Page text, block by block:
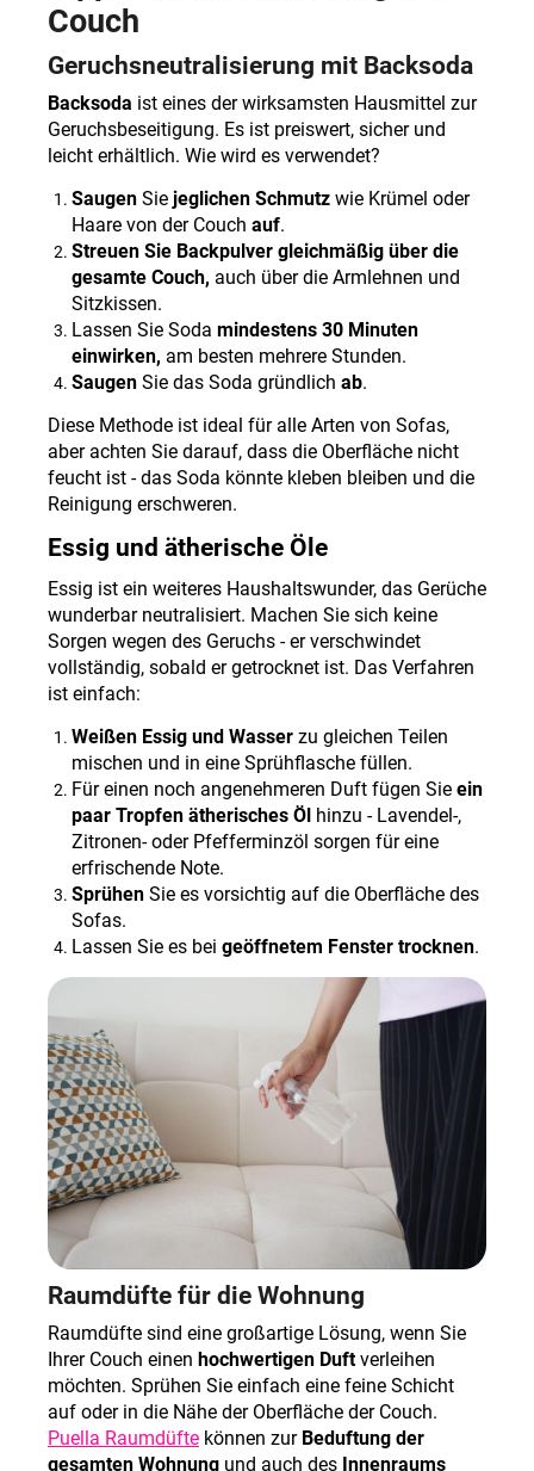
Couch
Geruchsneutralisierung mit Backsoda
Backsoda ist eines der wirksamsten Hausmittel zur
Geruchsbeseitigung. Es ist preiswert, sicher und
leicht erhältlich. Wie wird es verwendet?
Saugen Sie jeglichen Schmutz wie Krümel oder
Haare von der Couch auf.
Streuen Sie Backpulver gleichmäßig über die
gesamte Couch, auch über die Armlehnen und
Sitzkissen.
Lassen Sie Soda mindestens 30 Minuten
einwirken, am besten mehrere Stunden.
Saugen Sie das Soda gründlich ab.
Diese Methode ist ideal für alle Arten von Sofas,
aber achten Sie darauf, dass die Oberfläche nicht
feucht ist - das Soda könnte kleben bleiben und die
Reinigung erschweren.
Essig und ätherische Öle
Essig ist ein weiteres Haushaltswunder, das Gerüche
wunderbar neutralisiert. Machen Sie sich keine
Sorgen wegen des Geruchs - er verschwindet
vollständig, sobald er getrocknet ist. Das Verfahren
ist einfach:
Weißen Essig und Wasser zu gleichen Teilen
mischen und in eine Sprühflasche füllen.
Für einen noch angenehmeren Duft fügen Sie ein
paar Tropfen ätherisches Öl hinzu - Lavendel-,
Zitronen- oder Pfefferminzöl sorgen für eine
erfrischende Note.
Sprühen Sie es vorsichtig auf die Oberfläche des
Sofas.
Lassen Sie es bei geöffnetem Fenster trocknen.
Raumdüfte für die Wohnung
Raumdüfte sind eine großartige Lösung, wenn Sie
Ihrer Couch einen hochwertigen Duftverleihen
möchten. Sprühen Sie einfach eine feine Schicht
auf oder in die Nähe der Oberfläche der Couch.
Puella Raumdüfte können zurBeduftung der
gesamten Wohnung und auch des Innenraums